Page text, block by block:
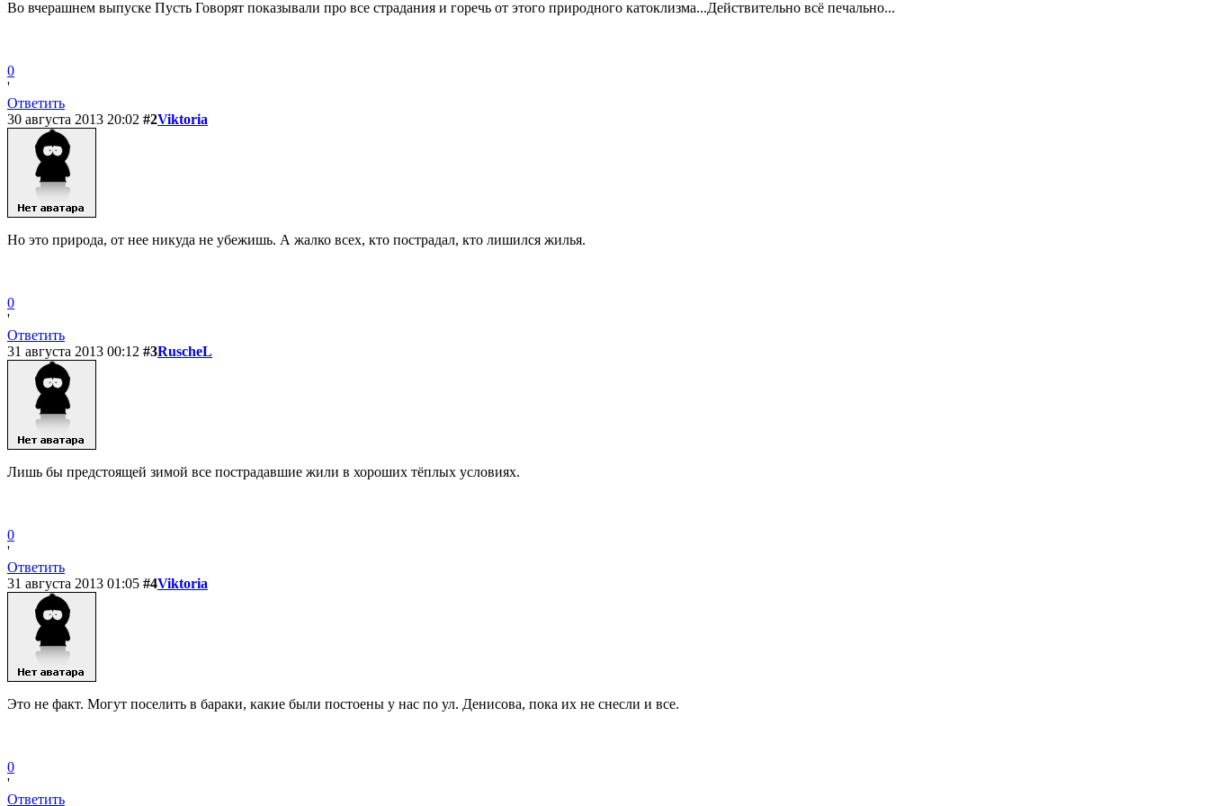
Во вчерашнем выпуске Пусть Говорят показывали про все страдания и горечь от этого природного катоклизма...Действительно всё печально...
0
'
Ответить
30 августа 2013 20:02 #2Viktoria
Но это природа, от нее никуда не убежишь. А жалко всех, кто пострадал, кто лишился жилья.
0
'
Ответить
31 августа 2013 00:12 #3RuscheL
Лишь бы предстоящей зимой все пострадавшие жили в хороших тёплых условиях.
0
'
Ответить
31 августа 2013 01:05 #4Viktoria
Это не факт. Могут поселить в бараки, какие были постоены у нас по ул. Денисова, пока их не снесли и все.
0
'
Ответить